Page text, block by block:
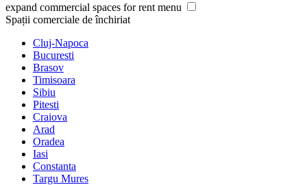
expand commercial spaces for rent menu
Spații comerciale de închiriat
Cluj-Napoca
Bucuresti
Brasov
Timisoara
Sibiu
Pitesti
Craiova
Arad
Oradea
Iasi
Constanta
Targu Mures